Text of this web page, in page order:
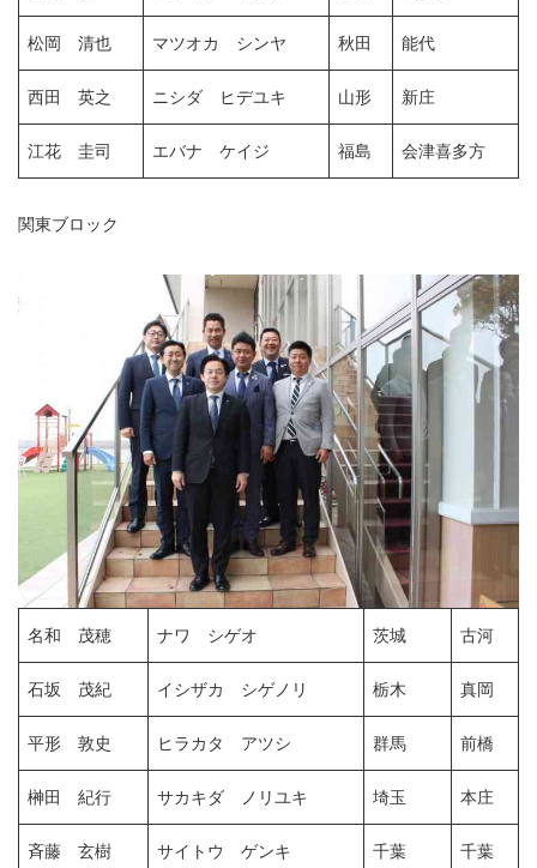
松岡 清也 マツオカ シンヤ 秋田 能代
西田 英之 ニシダ ヒデユキ 山形 新庄
江花 圭司 エバナ ケイジ 福島 会津喜多方
関東ブロック
名和 茂穂 ナワ シゲオ 茨城 古河
石坂 茂紀 イシザカ シゲノリ 栃木 真岡
平形 敦史 ヒラカタ アツシ 群馬 前橋
榊田 紀行 サカキダ ノリユキ 埼玉 本庄
斉藤 玄樹 サイトウ ゲンキ 千葉 千葉